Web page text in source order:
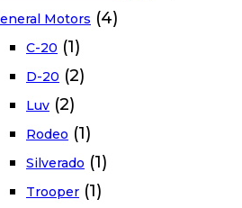
Motors (4)
C-20 (1)
D-20 (2)
Luv (2)
Rodeo (1)
Silverado (1)
Trooper (1)